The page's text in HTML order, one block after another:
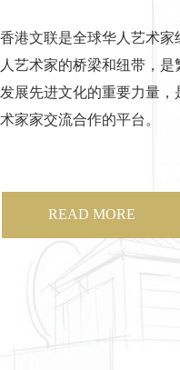
香港文联是全球华人艺术
人艺术家的桥梁和纽带，
发展先进文化的重要力量
术家家交流合作的平台。
READ MORE